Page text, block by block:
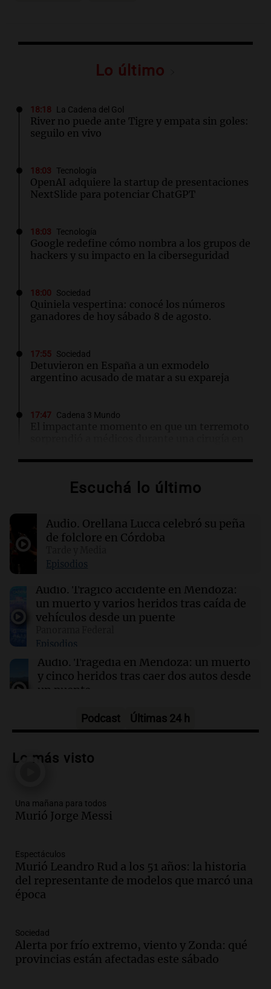
Lo último
18:18 La Cadena del Gol
River no puede ante Tigre y empata sin goles:
seguilo en vivo
18:03 Tecnología
OpenAI adquiere la startup de presentaciones
NextSlide para potenciar ChatGPT
18:03 Tecnología
Google redefine cómo nombra a los grupos de
hackers y su impacto en la ciberseguridad
18:00 Sociedad
Quiniela vespertina: conocé los números
ganadores de hoy sábado 8 de agosto.
17:55 Sociedad
Detuvieron en España a un exmodelo
argentino acusado de matar a su expareja
17:47 Cadena 3 Mundo
El impactante momento en que un terremoto
Mundo
quemaduras ocasionadas por el logotipo del
vehículo
17:43 Deportes
Deportivo Riestra se impone 2-0 a
Estudiantes y se posiciona en la tabla
17:32 Ciencia
inmunoterapia contra el cáncer
Escuchá lo último
Audio. Orellana Lucca celebró su peña
de folclore en Córdoba
Episodios
Audio. Trágico accidente en Mendoza:
un muerto y varios heridos tras caída de
vehículos desde un puente
Episodios
Audio. Tragedia en Mendoza: un muerto
y cinco heridos tras caer dos autos desde
un puente
Audio.Messi llegará esta noche a
tras la muerte de su papá
Audio.Ley de Propiedad Privada: el revés
en el Congreso expuso una debilidad
Una mañana para todos
Episodios
Audio.Casabindo se prepara para una
celebración única: 30.000 turistas y el
Episodios
Audio. Borges, abogada de Pourrain:
"Tres hombres se lo llevaron para
Podcast Últimas 24 h
Lo más visto
Una mañana para todos
Murió Jorge Messi
Espectáculos
Murió Leandro Rud a los 51 años: la historia
del representante de modelos que marcó una
época
Sociedad
Alerta por frío extremo, viento y Zonda: qué
provincias están afectadas este sábado